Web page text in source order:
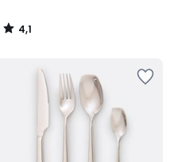
4,1
/